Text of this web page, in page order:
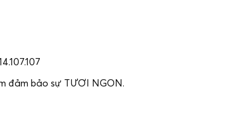
đảm bảo sự TƯƠI NGON.